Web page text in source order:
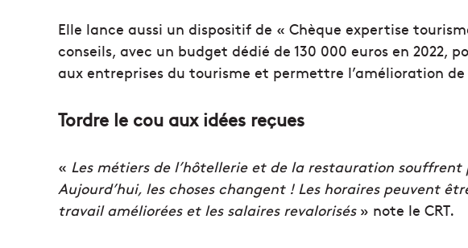
Elle lance aussi un dispositif de « Chèque expertise
conseils, avec un budget dédié de 130 000 euros en 2022,
aux entreprises du tourisme et permettre l’amélioration
Tordre le cou aux idées reçues
« Les métiers de l’hôtellerie et de la restauration souffrent
Aujourd’hui, les choses changent ! Les horaires peuvent
travail améliorées et les salaires revalorisés» note le CRT.